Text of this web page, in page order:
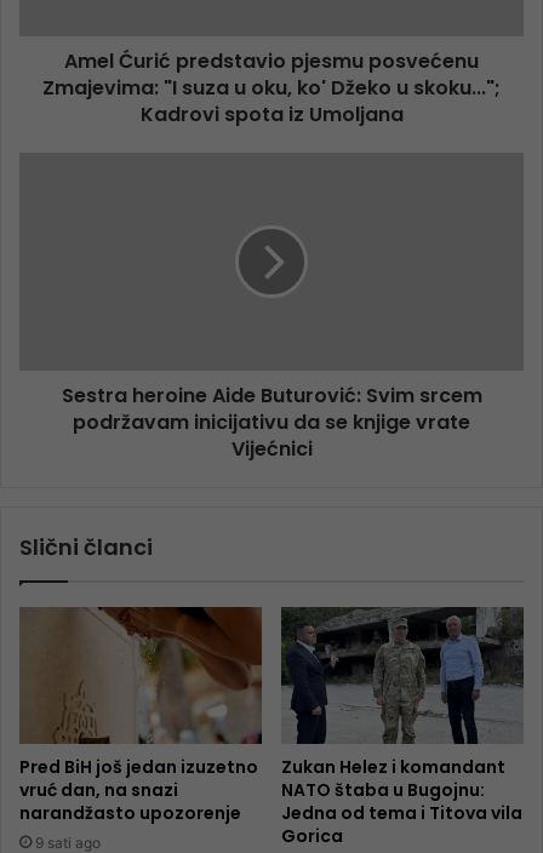
Amel Ćurić predstavio pjesmu posvećenu
Zmajevima: "I suza u oku, ko' Džeko u skoku...";
Kadrovi spota iz Umoljana
Sestra heroine Aide Buturović: Svim srcem
podržavam inicijativu da se knjige vrate
Vijećnici
Slični članci
Pred BiH još jedan izuzetno
vruć dan, na snazi
narandžasto upozorenje
9 sati ago
Zukan Helez i komandant
NATO štaba u Bugojnu:
Jedna od tema i Titova vila
Gorica